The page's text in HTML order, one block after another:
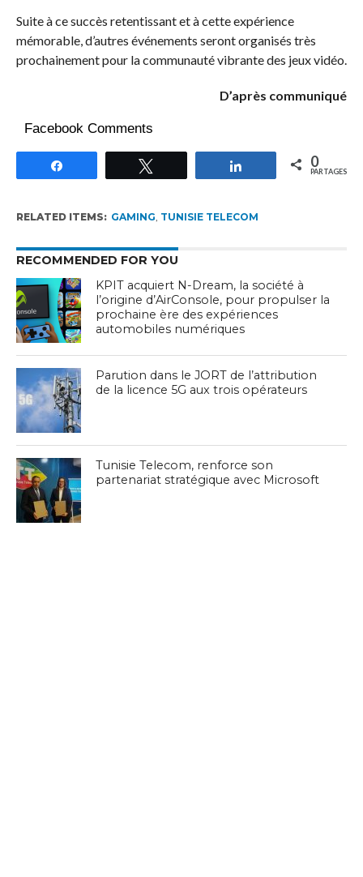
Suite à ce succès retentissant et à cette expérience
mémorable, d’autres événements seront organisés très
prochainement pour la communauté vibrante des jeux vidéo.
D’après communiqué
Facebook Comments
Partagez 0
PARTAGES
RELATED ITEMS: GAMING, TUNISIE TELECOM
RECOMMENDED FOR YOU
KPIT acquiert N-Dream, la société à
l’origine d’AirConsole, pour propulser la
prochaine ère des expériences
automobiles numériques
Parution dans le JORT de l’attribution
de la licence 5G aux trois opérateurs
Tunisie Telecom, renforce son
partenariat stratégique avec Microsoft